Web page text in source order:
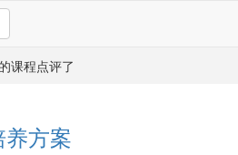
课程点评了
方案